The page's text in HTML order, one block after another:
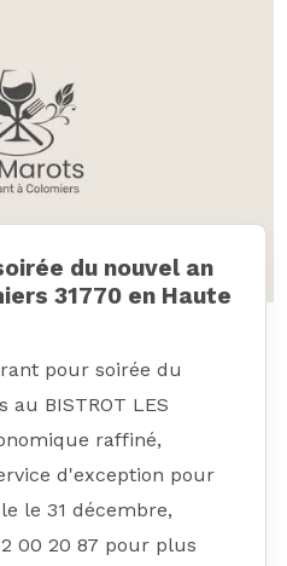
du nouvel an
31770 en Haute
pour soirée du
au BISTROT LES
raffiné,
d'exception pour
le 31 décembre,
00 20 87 pour plus